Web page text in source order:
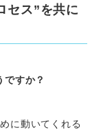
セス”を共に
すか？
に動いてくれる